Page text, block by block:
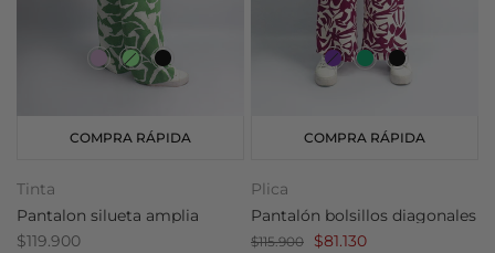
COMPRA RÁPIDA
Tinta
Pantalon silueta amplia
$119.900
COMPRA RÁPIDA
Plica
Pantalón bolsillos diagonales
$115.900 $81.130